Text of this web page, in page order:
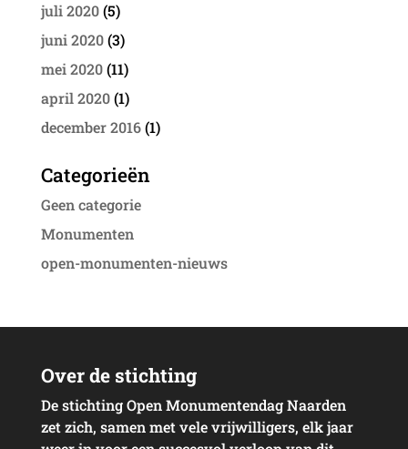
juli 2020(5)
juni 2020(3)
mei 2020(11)
april 2020(1)
december 2016(1)
Categorieën
Geen categorie
Monumenten
open-monumenten-nieuws
Over de stichting
De stichting Open Monumentendag Naarden
zet zich, samen met vele vrijwilligers, elk jaar